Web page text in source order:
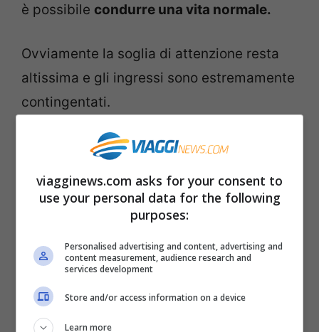
è possibile condurre una vita normale.
Ovviamente la soglia di attenzione resta
altissima e gli ingressi sono estremamente
contingentati.
Ecco quali sono i 14Paesi Covid Free
secondo il report dell’OMS.
Isole Cook, Pacifico meridionale
Kiribati, arcipelago del Pacifico
viagginews.com asks for your consent to
use your personal data for the following
purposes:
Personalised advertising and content, advertising and
content measurement, audience research and
services development
Store and/or access information on a device
Learn more